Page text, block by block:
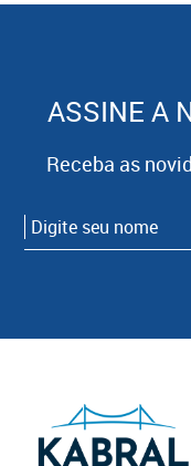
ASSINE A
Receba as